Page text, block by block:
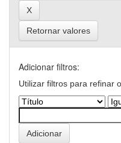
Retornar valores
Adicionar filtros:
Utilizar filtros para refinar